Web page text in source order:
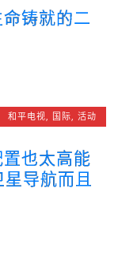
命铸就的二
和平电视, 国际, 活动
置也太高能
导航而且